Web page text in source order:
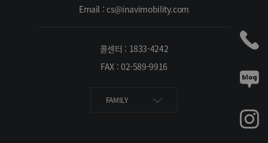
Email : cs@inavimobility.com
콜센터 : 1833-4242
FAX : 02-589-9916
FAMILY